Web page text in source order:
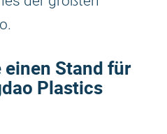
einen Stand für
Plastics